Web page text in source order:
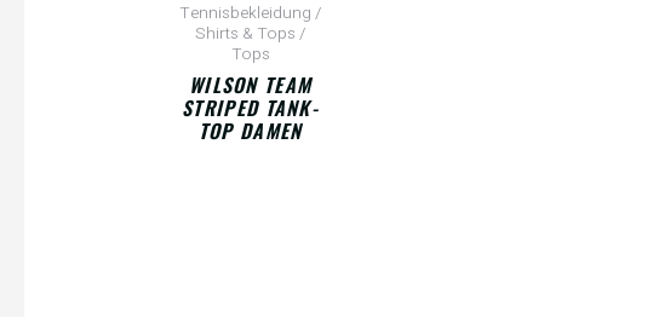
Tennisbekleidung /
Shirts & Tops /
Tops
WILSON TEAM
STRIPED TANK-
TOP DAMEN